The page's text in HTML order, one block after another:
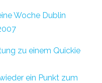
Woche Dublin
zu einem Quickie
ein Punkt zum